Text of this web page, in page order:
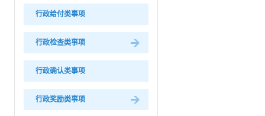
行政给付类事项
行政检查类事项
行政确认类事项
行政奖励类事项